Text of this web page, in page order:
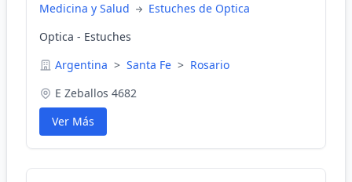
Medicina y Salud
Estuches de Optica
Optica - Estuches
Argentina > Santa Fe > Rosario
E Zeballos 4682
Ver Más